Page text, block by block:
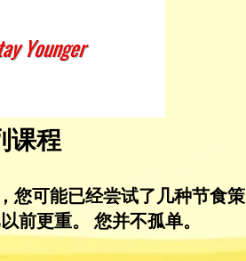
课程
您可能已经尝试了几种节食策
前更重。 您并不孤单。